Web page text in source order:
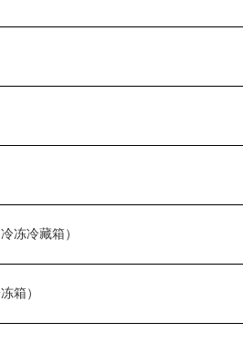
冷藏箱）
箱）